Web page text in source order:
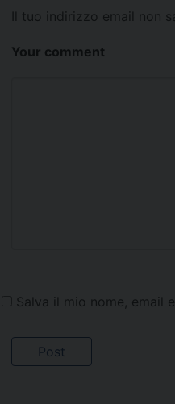
Il tuo indirizzo email non
Your comment
Salva il mio nome, email